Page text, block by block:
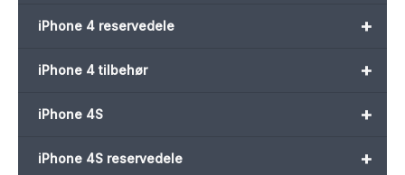
+
iPhone 4 reservedele
+
iPhone 4 tilbehør
+
iPhone 4S
+
iPhone 4S reservedele